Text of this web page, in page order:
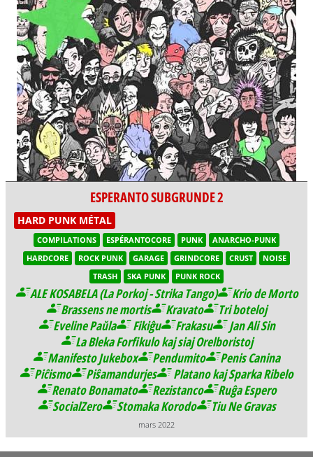
ESPERANTO SUBGRUNDE 2
HARD PUNK MÉTAL
COMPILATIONS ESPÉRANTOCORE PUNK
ANARCHO-PUNK
HARDCORE
ROCK PUNK GARAGE GRINDCORE CRUST
NOISE
TRASH
SKA PUNK PUNK ROCK
ALE KOSABELA (La Porkoj - Strika Tango)
Krio de Morto
Brassens ne mortis
Kravato
Tri boteloj
Eveline Paŭla
Fikiĝu Frakasu
Jan Ali Sin
La Bleka Forfikulo kaj siaj Orelboristoj
Manifesto Jukebox
Pendumito
Penis Canina
Piĉismo
Piŝamandurjes
Platano kaj Sparka Ribelo
Renato Bonamato
Rezistanco
Ruĝa Espero
SocialZero
Stomaka Korodo Tiu Ne Gravas
mars 2022